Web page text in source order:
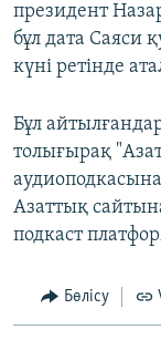
президент
бұл дата Саяси
күні ретінде
Бұл
толығырақ
Азаттық
подкаст
Бөлісу